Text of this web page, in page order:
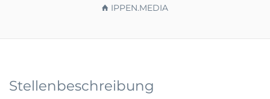
IPPEN.MEDIA
Stellenbeschreibung